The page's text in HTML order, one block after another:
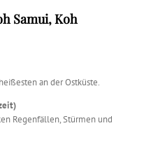
Samui, Koh
an der Ostküste.
Regenfällen, Stürmen und